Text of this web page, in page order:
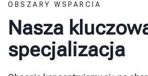
OBSZARY WSPARCIA
Nasza
specjalizacja